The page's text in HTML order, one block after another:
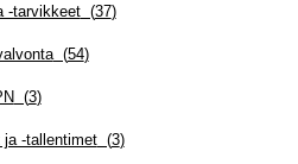
-tarvikkeet(37)
(54)
(3)
ja -tallentimet(3)